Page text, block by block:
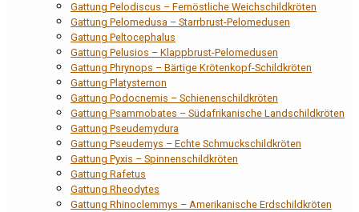
Gattung Pelodiscus – Fernöstliche Weichschildkröten
Gattung Pelomedusa – Starrbrust-Pelomedusen
Gattung Peltocephalus
Gattung Pelusios – Klappbrust-Pelomedusen
Gattung Phrynops – Bärtige Krötenkopf-Schildkröten
Gattung Platysternon
Gattung Podocnemis – Schienenschildkröten
Gattung Psammobates – Südafrikanische Landschildkröten
Gattung Pseudemydura
Gattung Pseudemys – Echte Schmuckschildkröten
Gattung Pyxis – Spinnenschildkröten
Gattung Rafetus
Gattung Rheodytes
Gattung Rhinoclemmys – Amerikanische Erdschildkröten